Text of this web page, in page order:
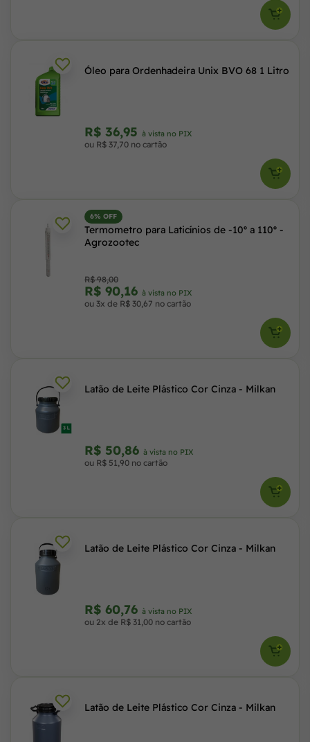
Óleo para Ordenhadeira Unix BVO 68 1 Litro
R$ 36,95 à vista no PIX
ou R$ 37,70 no cartão
6% OFF
Termometro para Laticínios de -10º a 110º -
Agrozootec
R$ 98,00
R$ 90,16 à vista no PIX
ou 3x de R$ 30,67 no cartão
Latão de Leite Plástico Cor Cinza - Milkan
R$ 50,86 à vista no PIX
ou R$ 51,90 no cartão
Latão de Leite Plástico Cor Cinza - Milkan
R$ 60,76 à vista no PIX
ou 2x de R$ 31,00 no cartão
Latão de Leite Plástico Cor Cinza - Milkan